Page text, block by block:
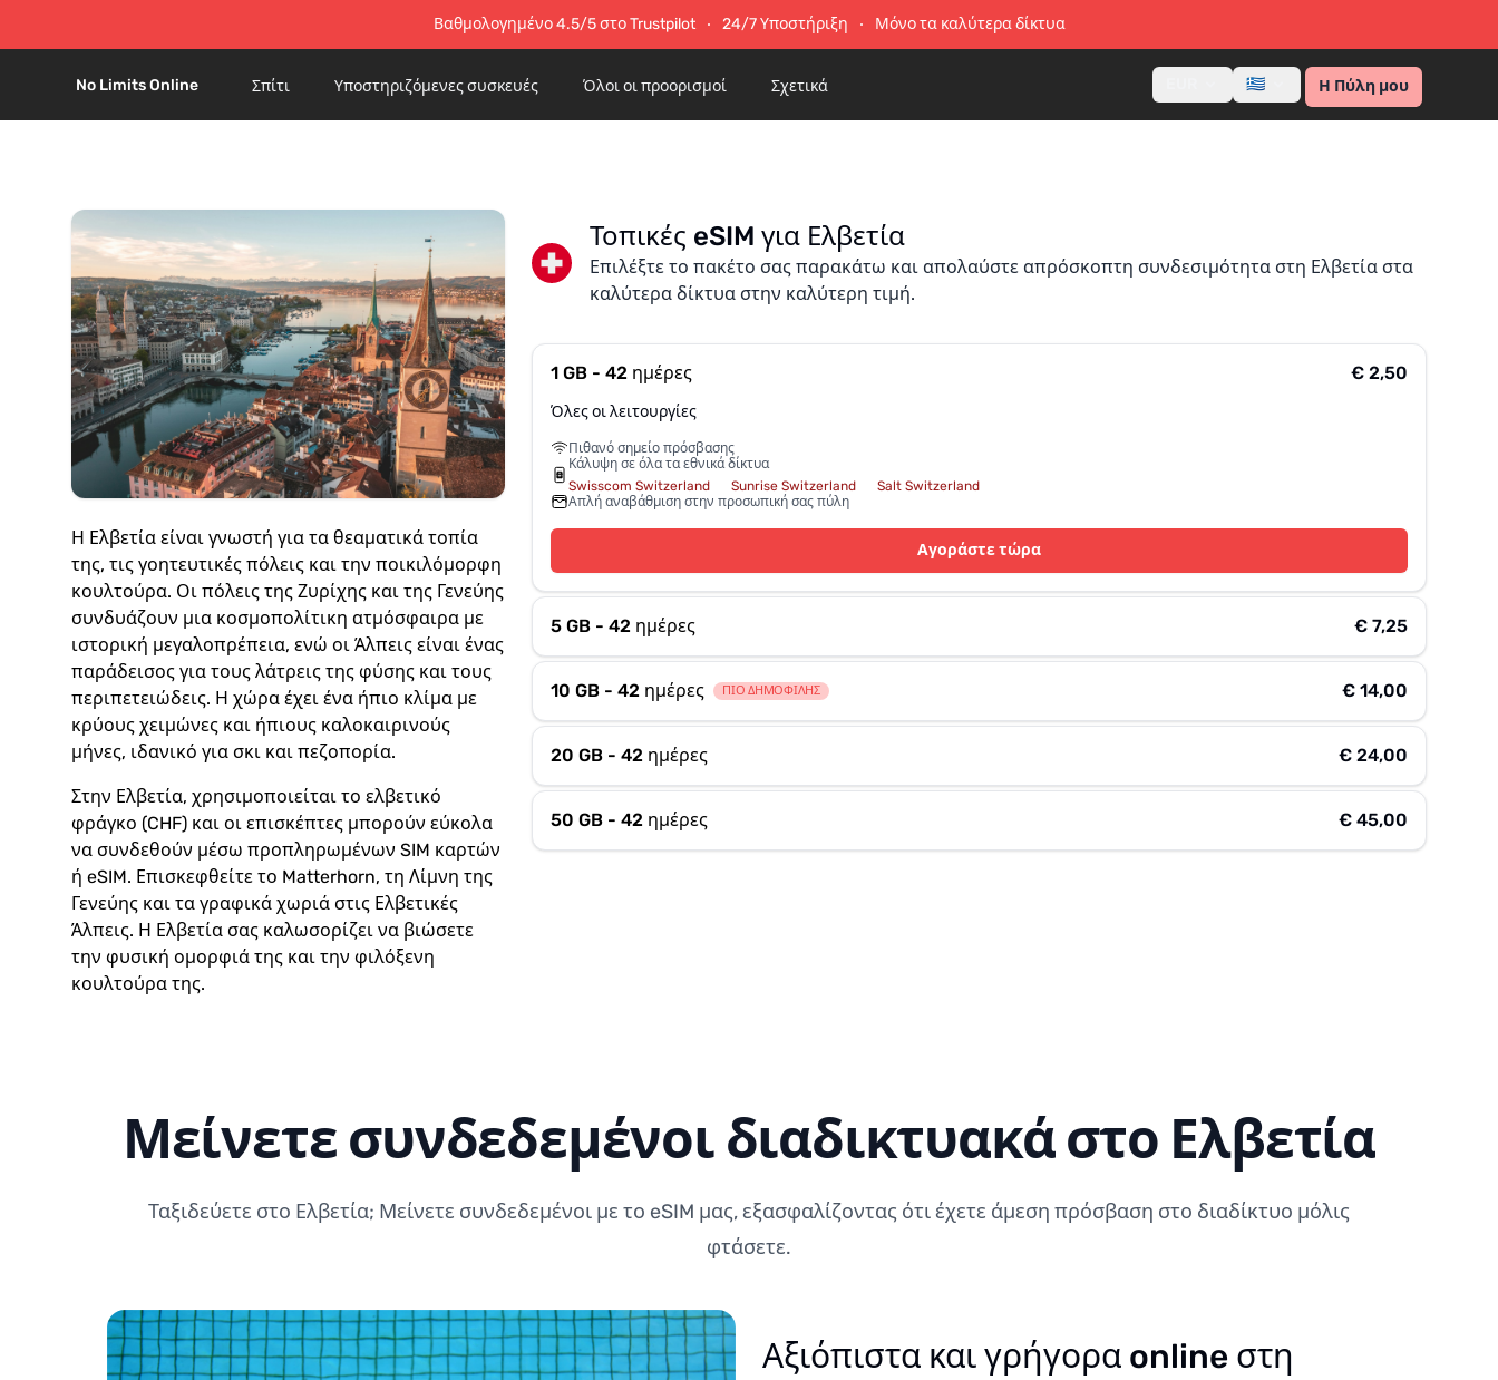
Βαθμολογημένο 4.5/5 στο Trustpilot 24/7 Υποστήριξη Μόνο τα καλύτερα δίκτυα
No Limits Online Σπίτι Υποστηριζόμενες συσκευές Όλοι οι προορισμοί Σχετικά 🇬🇷 Η Πύλη μου
Η Ελβετία είναι γνωστή για τα θεαματικά τοπία
της, τις γοητευτικές πόλεις και την ποικιλόμορφη
κουλτούρα. Οι πόλεις της Ζυρίχης και της Γενεύης
συνδυάζουν μια κοσμοπολίτικη ατμόσφαιρα με
ιστορική μεγαλοπρέπεια, ενώ οι Άλπεις είναι ένας
παράδεισος για τους λάτρεις της φύσης και τους
περιπετειώδεις. Η χώρα έχει ένα ήπιο κλίμα με
κρύους χειμώνες και ήπιους καλοκαιρινούς
μήνες, ιδανικό για σκι και πεζοπορία.
Στην Ελβετία, χρησιμοποιείται το ελβετικό
φράγκο (CHF) και οι επισκέπτες μπορούν εύκολα
να συνδεθούν μέσω προπληρωμένων SIM καρτών
ή eSIM. Επισκεφθείτε το Matterhorn, τη Λίμνη της
Γενεύης και τα γραφικά χωριά στις Ελβετικές
Άλπεις. Η Ελβετία σας καλωσορίζει να βιώσετε
την φυσική ομορφιά της και την φιλόξενη
κουλτούρα της.
Τοπικές eSIM για Ελβετία
Επιλέξτε το πακέτο σας παρακάτω και απολαύστε απρόσκοπτη συνδεσιμότητα στη Ελβετία στα
καλύτερα δίκτυα στην καλύτερη τιμή.
1 GB - 42 ημέρες € 2,50
Όλες οι λειτουργίες
Πιθανό σημείο πρόσβασης
Κάλυψη σε όλα τα εθνικά δίκτυα
Swisscom Switzerland
Sunrise Switzerland
Salt Switzerland
Απλή αναβάθμιση στην προσωπική σας πύλη
Αγοράστε τώρα
5 GB - 42 ημέρες € 7,25
10 GB - 42 ημέρες ΠΙΟ ΔΗΜΟΦΙΛΉΣ € 14,00
20 GB - 42 ημέρες € 24,00
50 GB - 42 ημέρες € 45,00
Μείνετε συνδεδεμένοι διαδικτυακά στο Ελβετία
Ταξιδεύετε στο Ελβετία; Μείνετε συνδεδεμένοι με το eSIM μας, εξασφαλίζοντας ότι έχετε άμεση πρόσβαση στο διαδίκτυο μόλις
φτάσετε.
Αξιόπιστα και γρήγορα online στη